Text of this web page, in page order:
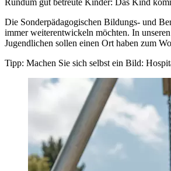
Die Sonder­pädagogischen Bildungs- und
immer weiter­entwickeln möchten. In
Jugend­lichen sollen einen Ort haben zum
Tipp: Machen Sie sich selbst ein Bild: